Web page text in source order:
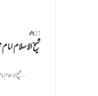
27
شیخ الاسلام
شیخ الاسلام امام محمد انوار اللہ فاروقی کے ننھیالی جد اعلیٰ حضرت سید احمد کبیر رفاعی الحسینی قدس سرہٗ شیخ…